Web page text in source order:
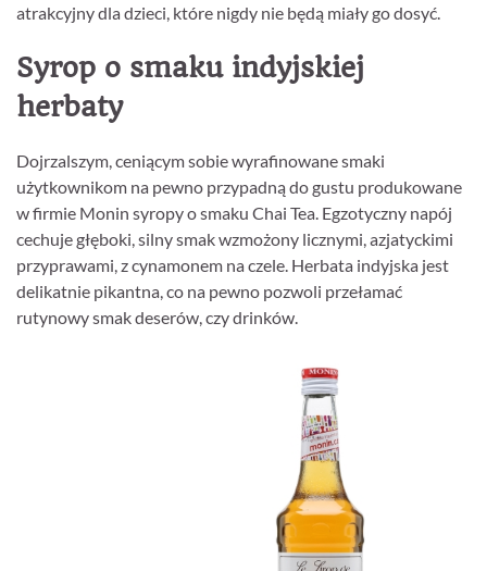
atrakcyjny dla dzieci, które nigdy nie będą miały go dosyć.
Syrop o smaku indyjskiej
herbaty
Dojrzalszym, ceniącym sobie wyrafinowane smaki
użytkownikom na pewno przypadną do gustu produkowane
w firmie Monin syropy o smaku Chai Tea. Egzotyczny napój
cechuje głęboki, silny smak wzmożony licznymi, azjatyckimi
przyprawami, z cynamonem na czele. Herbata indyjska jest
delikatnie pikantna, co na pewno pozwoli przełamać
rutynowy smak deserów, czy drinków.